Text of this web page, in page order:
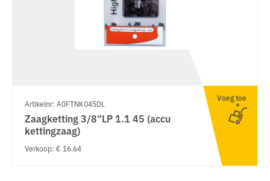
Artikelnr: A0FTNK045DL
Zaagketting 3/8”LP 1.1 45 (accu
kettingzaag)
Verkoop: € 16.64
Voeg toe